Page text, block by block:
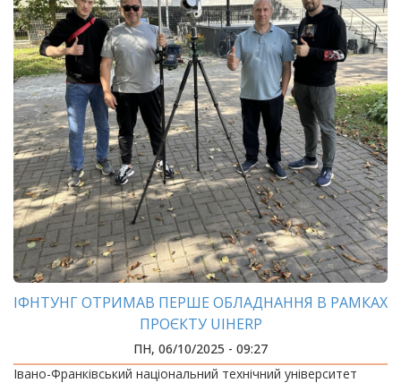
ІФНТУНГ ОТРИМАВ ПЕРШЕ ОБЛАДНАННЯ В РАМКАХ
ПРОЄКТУ UIHERP
ПН, 06/10/2025 - 09:27
Івано-Франківський національний технічний університет